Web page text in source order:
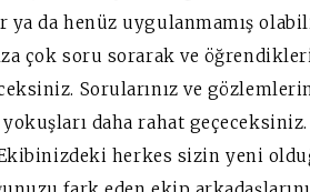
ya da henüz uygulanmamış
çok soru sorarak ve
Sorularınız ve
daha rahat
herkes sizin yeni